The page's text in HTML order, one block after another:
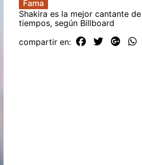
Fama
Shakira es la mejor cantante
tiempos, según Billboard
compartir en: